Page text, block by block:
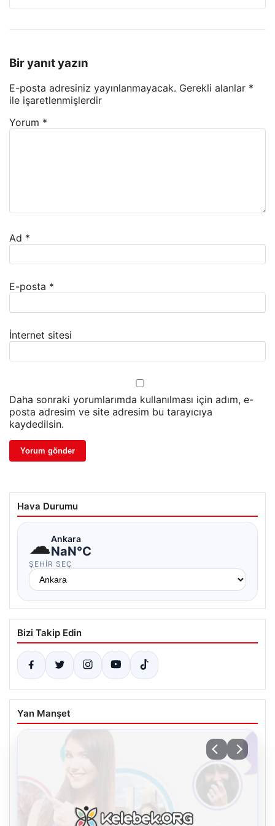
Bir yanıt yazın
E-posta adresiniz yayınlanmayacak. Gerekli alanlar *
ile işaretlenmişlerdir
Yorum *
Ad *
E-posta *
İnternet sitesi
Daha sonraki yorumlarımda kullanılması için adım, e-
posta adresim ve site adresim bu tarayıcıya
kaydedilsin.
Hava Durumu
☁Ankara
NaN°C
ŞEHIR SEÇ
Bizi Takip Edin
Yan Manşet